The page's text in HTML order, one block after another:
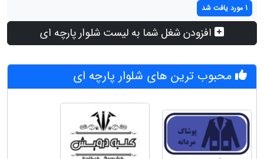
1 مورد یافت شد
افزودن شغل شما به لیست شلوار پارچه ای
محبوب ترین های شلوار پارچه ای